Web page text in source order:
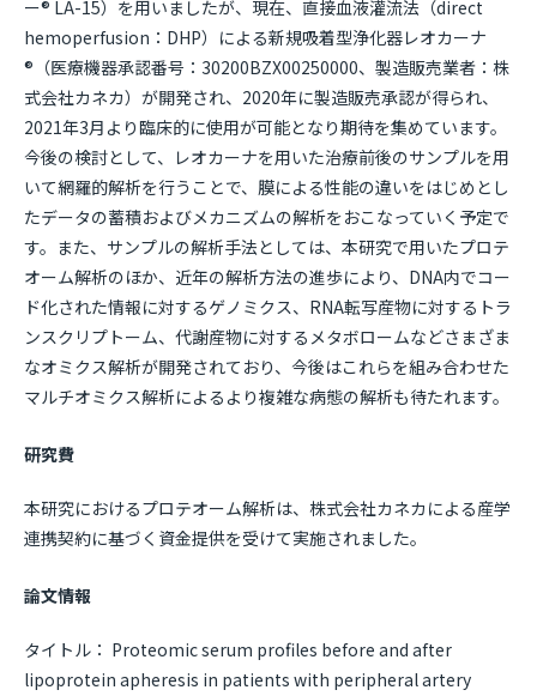
ー® LA-15）を用いましたが、現在、直接血液灌流法（direct
hemoperfusion：DHP）による新規吸着型浄化器レオカーナ
®（医療機器承認番号：30200BZX00250000、製造販売業者：株
式会社カネカ）が開発され、2020年に製造販売承認が得られ、
2021年3月より臨床的に使用が可能となり期待を集めています。
今後の検討として、レオカーナを用いた治療前後のサンプルを用
いて網羅的解析を行うことで、膜による性能の違いをはじめとし
たデータの蓄積およびメカニズムの解析をおこなっていく予定で
す。また、サンプルの解析手法としては、本研究で用いたプロテ
オーム解析のほか、近年の解析方法の進歩により、DNA内でコー
ド化された情報に対するゲノミクス、RNA転写産物に対するトラ
ンスクリプトーム、代謝産物に対するメタボロームなどさまざま
なオミクス解析が開発されており、今後はこれらを組み合わせた
マルチオミクス解析によるより複雑な病態の解析も待たれます。
研究費
本研究におけるプロテオーム解析は、株式会社カネカによる産学
連携契約に基づく資金提供を受けて実施されました。
論文情報
タイトル： Proteomic serum profiles before and after
lipoprotein apheresis in patients with peripheral artery